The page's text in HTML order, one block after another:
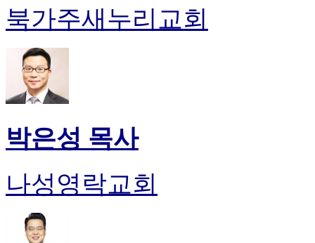
북가주새누리교회
박은성 목사
나성영락교회